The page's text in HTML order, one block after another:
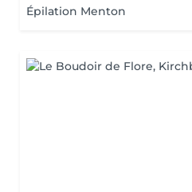
Épilation Menton